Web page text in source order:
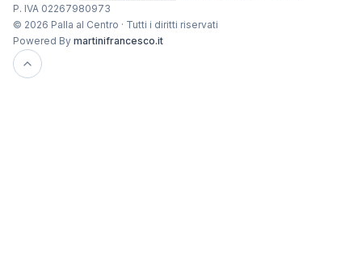
P. IVA 02267980973
© 2026 Palla al Centro · Tutti i diritti riservati
Powered By martinifrancesco.it